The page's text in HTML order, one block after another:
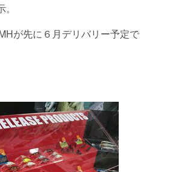
が先に６月デリバリー予定で